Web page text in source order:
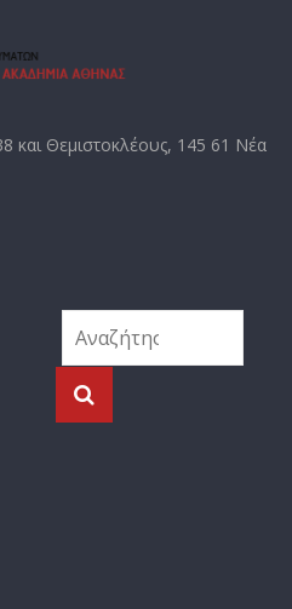
και Θεμιστοκλέους, 145 61 Νέα